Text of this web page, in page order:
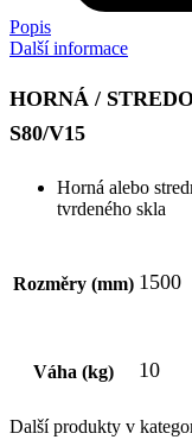
Popis
Další informace
HORNÁ /
S80/V15
Horná alebo
tvrdeného skla
Rozměry (mm) 1500
Váha (kg) 10
Další produkty v